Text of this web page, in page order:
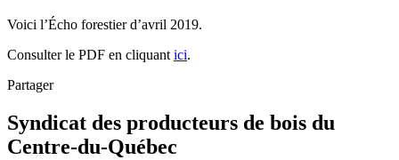
Voici l’Écho forestier d’avril 2019.
Consulter le PDF en cliquantici.
Partager
Syndicat des producteurs de bois du
Centre-du-Québec